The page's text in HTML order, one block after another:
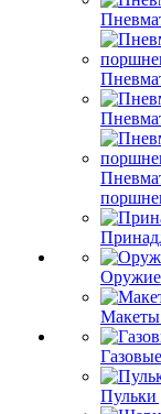
Макеты
Пульки